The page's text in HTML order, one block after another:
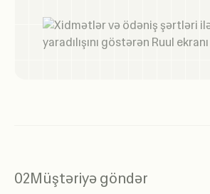
02Müştəriyə göndər